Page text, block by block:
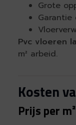
Grote
Garantie
Pvc vloeren
m² arbeid.
Kosten
Prijs per m²